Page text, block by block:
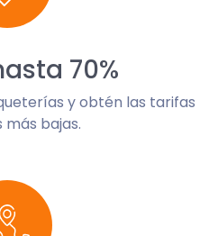
70%
y obtén las tarifas
más bajas.